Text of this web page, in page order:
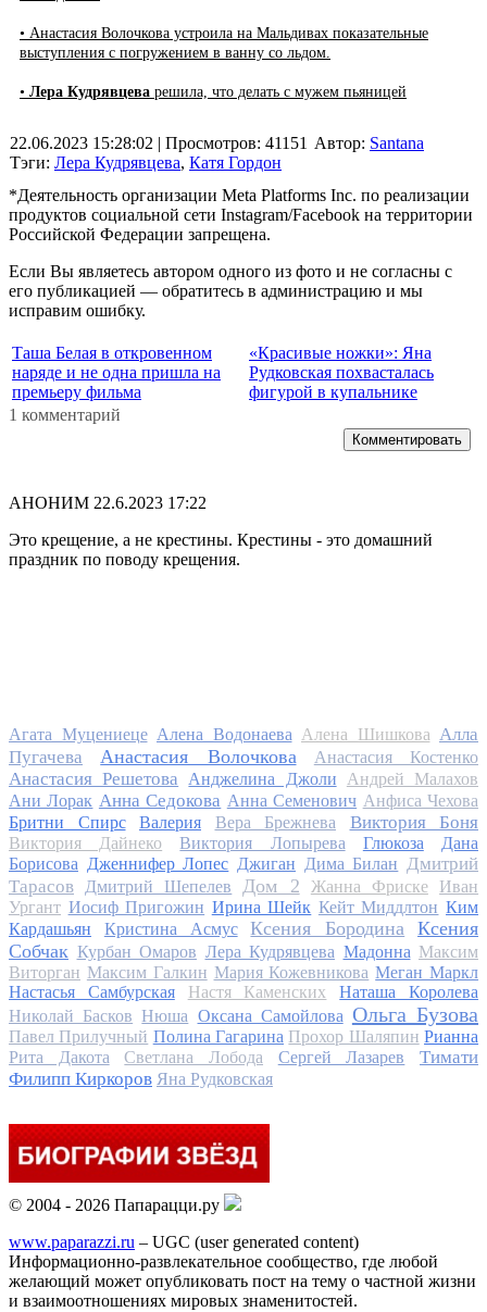
• Анастасия Волочкова устроила на Мальдивах показательные
выступления с погружением в ванну со льдом.
• Лера Кудрявцева решила, что делать с мужем пьяницей
22.06.2023 15:28:02 | Просмотров: 41151
Тэги: Лера Кудрявцева, Катя Гордон
Автор: Santana
*Деятельность организации Meta Platforms Inc. по реализации
продуктов социальной сети Instagram/Facebook на территории
Российской Федерации запрещена.
Если Вы являетесь автором одного из фото и не согласны с
его публикацией — обратитесь в администрацию и мы
исправим ошибку.
Таша Белая в откровенном
наряде и не одна пришла на
премьеру фильма
«Красивые ножки»: Яна
Рудковская похвасталась
фигурой в купальнике
1 комментарий
Комментировать
АНОНИМ 22.6.2023 17:22
Это крещение, а не крестины. Крестины - это домашний
праздник по поводу крещения.
Агата Муцениеце Алена Водонаева Алена Шишкова Алла
Пугачева
Анастасия Волочкова Анастасия Костенко
Анастасия Решетова Анджелина Джоли
Андрей Малахов
Ани Лорак Анна Седокова Анна Семенович Анфиса Чехова
Бритни Спирс
Валерия Вера Брежнева Виктория Боня
Виктория Дайнеко Виктория Лопырева Глюкоза
Дана
Борисова Дженнифер Лопес Джиган Дима Билан Дмитрий
Тарасов
Дмитрий Шепелев Дом 2 Жанна Фриске
Иван
Ургант Иосиф Пригожин Ирина Шейк Кейт Миддлтон Ким
Кардашьян
Кристина Асмус Ксения Бородина
Ксения
Собчак Курбан Омаров Лера Кудрявцева Мадонна Максим
Виторган Максим Галкин Мария Кожевникова Меган Маркл
Настасья Самбурская
Настя Каменских
Наташа Королева
Николай Басков Нюша Оксана Самойлова Ольга Бузова
Павел Прилучный Полина Гагарина Прохор Шаляпин Рианна
Рита Дакота
Светлана Лобода Сергей Лазарев
Тимати
Филипп Киркоров Яна Рудковская
© 2004 - 2026 Папарацци.ру
www.paparazzi.ru – UGC (user generated content)
Информационно-развлекательное сообщество, где любой
желающий может опубликовать пост на тему о частной жизни
и взаимоотношениях мировых знаменитостей.